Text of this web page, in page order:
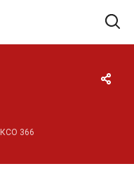
КСО 366